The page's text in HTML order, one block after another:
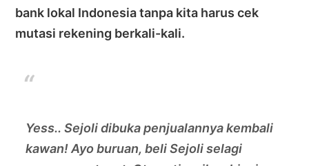
bank lokal Indonesia tanpa kita harus cek
mutasi rekening berkali-kali.
Yess.. Sejoli dibuka penjualannya kembali
kawan! Ayo buruan, beli Sejoli selagi